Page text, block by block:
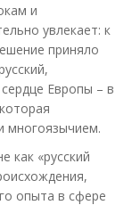
и
увлекает: к
приняло
Европы – в
многоязычием.
как «русский
опыта в сфере